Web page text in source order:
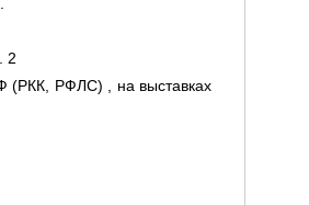
2
(РКК, РФЛС) , на выставках